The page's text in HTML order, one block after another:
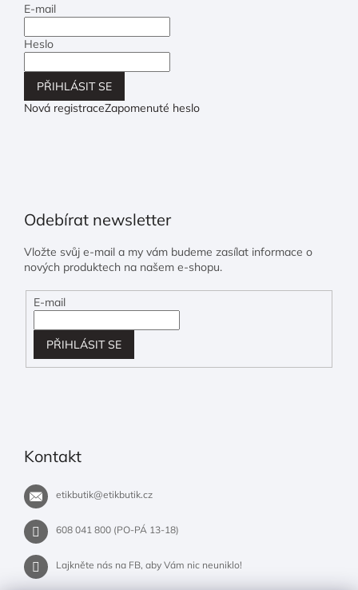
E-mail
Heslo
PŘIHLÁSIT SE
Nová registraceZapomenuté heslo
Odebírat newsletter
Vložte svůj e-mail a my vám budeme zasílat informace o
nových produktech na našem e-shopu.
E-mail
PŘIHLÁSIT SE
Kontakt
etikbutik@etikbutik.cz
608 041 800 (PO-PÁ 13-18)
Lajkněte nás na FB, aby Vám nic neuniklo!